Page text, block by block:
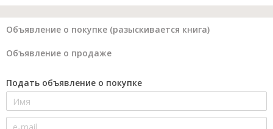
Объявление о покупке (разыскивается книга)
Объявление о продаже
Подать объявление о покупке